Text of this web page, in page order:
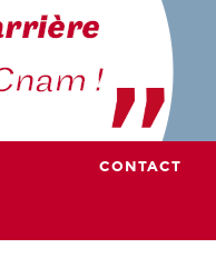
CONTACT